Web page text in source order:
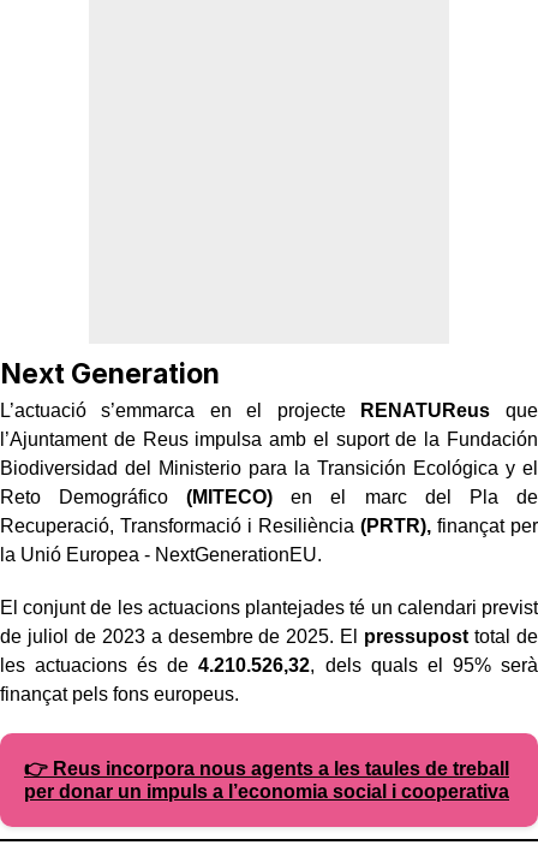
Next Generation
L’actuació s’emmarca en el projecte RENATUReus que
l’Ajuntament de Reus impulsa amb el suport de la Fundación
Biodiversidad del Ministerio para la Transición Ecológica y el
Reto Demográfico(MITECO) en el marc del Pla de
Recuperació, Transformació i Resiliència (PRTR),finançat per
la Unió Europea - NextGenerationEU.
El conjunt de les actuacions plantejades té un calendari previst
de juliol de 2023 a desembre de 2025. El pressupost total de
les actuacions és de 4.210.526,32, dels quals el 95% serà
finançat pels fons europeus.
👉 Reus incorpora nous agents a les taules de treball
per donar un impuls a l’economia social i cooperativa